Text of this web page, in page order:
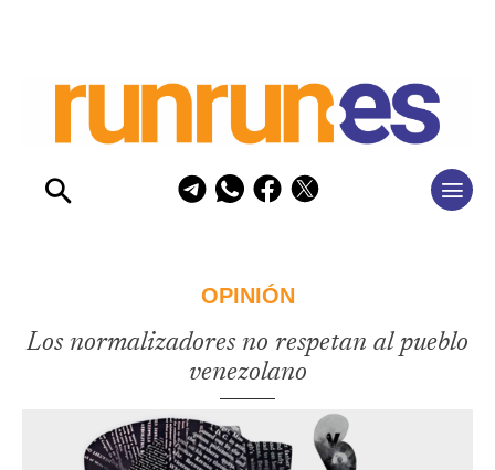
OPINIÓN
Los normalizadores no respetan al pueblo
venezolano